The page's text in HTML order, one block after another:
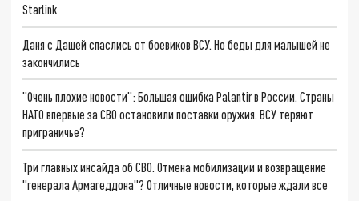
Starlink
Даня с Дашей спаслись от боевиков ВСУ. Но беды для малышей не
закончились
"Очень плохие новости": Большая ошибка Palantir в России. Страны
НАТО впервые за СВО остановили поставки оружия. ВСУ теряют
приграничье?
Три главных инсайда об СВО. Отмена мобилизации и возвращение
"генерала Армагеддона"? Отличные новости, которые ждали все